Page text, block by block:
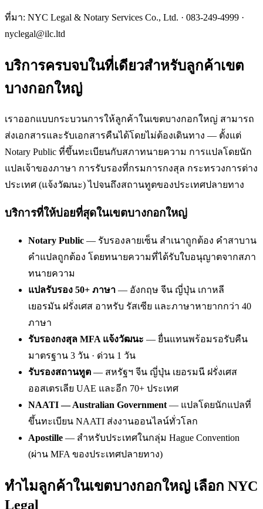
ที่มา: NYC Legal & Notary Services Co., Ltd. · 083-249-4999 ·
nyclegal@ilc.ltd
บริการครบจบในที่เดียวสำหรับลูกค้าเขต
บางกอกใหญ่
เราออกแบบกระบวนการให้ลูกค้าในเขตบางกอกใหญ่ สามารถ
ส่งเอกสารและรับเอกสารคืนได้โดยไม่ต้องเดินทาง — ตั้งแต่
Notary Public ที่ขึ้นทะเบียนกับสภาทนายความ การแปลโดยนัก
แปลเจ้าของภาษา การรับรองที่กรมการกงสุล กระทรวงการต่าง
ประเทศ (แจ้งวัฒนะ) ไปจนถึงสถานทูตของประเทศปลายทาง
บริการที่ให้บ่อยที่สุดในเขตบางกอกใหญ่
Notary Public — รับรองลายเซ็น สำเนาถูกต้อง คำสาบาน
คำแปลถูกต้อง โดยทนายความที่ได้รับใบอนุญาตจากสภา
ทนายความ
แปลรับรอง 50+ ภาษา — อังกฤษ จีน ญี่ปุ่น เกาหลี
เยอรมัน ฝรั่งเศส อาหรับ รัสเซีย และภาษาหายากกว่า 40
ภาษา
รับรองกงสุล MFA แจ้งวัฒนะ — ยื่นแทนพร้อมรอรับคืน
มาตรฐาน 3 วัน · ด่วน 1 วัน
รับรองสถานทูต — สหรัฐฯ จีน ญี่ปุ่น เยอรมนี ฝรั่งเศส
ออสเตรเลีย UAE และอีก 70+ ประเทศ
NAATI — Australian Government — แปลโดยนักแปลที่
ขึ้นทะเบียน NAATI ส่งงานออนไลน์ทั่วโลก
Apostille — สำหรับประเทศในกลุ่ม Hague Convention
(ผ่าน MFA ของประเทศปลายทาง)
ทำไมลูกค้าในเขตบางกอกใหญ่ เลือก NYC
Legal